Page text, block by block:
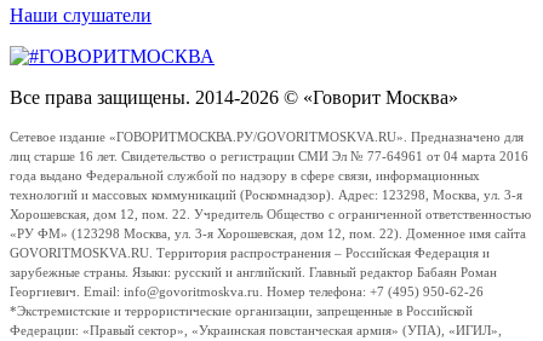
Наши слушатели
Все права защищены. 2014-2026 © «Говорит Москва»
Сетевое издание «ГОВОРИТМОСКВА.РУ/GOVORITMOSKVA.RU». Предназначено для
лиц старше 16 лет. Свидетельство о регистрации СМИ Эл № 77-64961 от 04 марта 2016
года выдано Федеральной службой по надзору в сфере связи, информационных
технологий и массовых коммуникаций (Роскомнадзор). Адрес: 123298, Москва, ул. 3-я
Хорошевская, дом 12, пом. 22. Учредитель Общество с ограниченной ответственностью
«РУ ФМ» (123298 Москва, ул. 3-я Хорошевская, дом 12, пом. 22). Доменное имя сайта
GOVORITMOSKVA.RU. Территория распространения – Российская Федерация и
зарубежные страны. Языки: русский и английский. Главный редактор Бабаян Роман
Георгиевич. Email: info@govoritmoskva.ru. Номер телефона: +7 (495) 950-62-26
*Экстремистские и террористические организации, запрещенные в Российской
Федерации: «Правый сектор», «Украинская повстанческая армия» (УПА), «ИГИЛ»,